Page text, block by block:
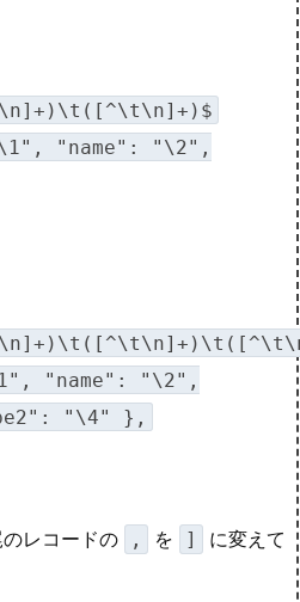
"name": "\2",
"name": "\2",
"\4" },
レコードの , を ]
に変えて